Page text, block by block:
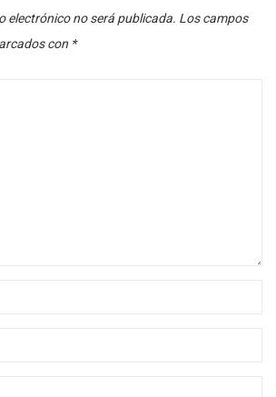
electrónico no será publicada. Los campos
con *